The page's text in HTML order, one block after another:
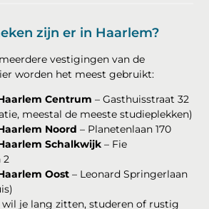
zijn er in Haarlem?
vestigingen van de
worden het meest gebruikt:
Centrum – Gasthuisstraat 32
meestal de meeste studieplekken)
Noord – Planetenlaan 170
Schalkwijk – Fie
2
Oost – Leonard Springerlaan
wil je lang zitten, studeren of rustig